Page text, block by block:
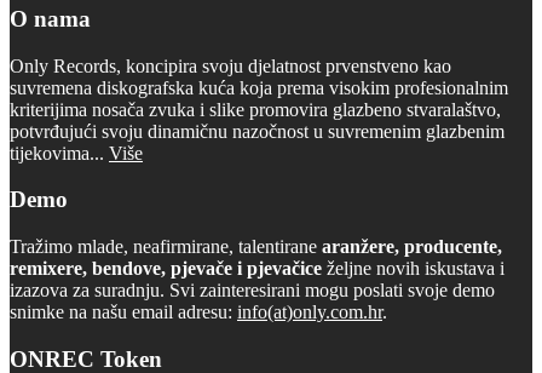
O nama
Only Records, koncipira svoju djelatnost prvenstveno kao
suvremena diskografska kuća koja prema visokim profesionalnim
kriterijima nosača zvuka i slike promovira glazbeno stvaralaštvo,
potvrđujući svoju dinamičnu nazočnost u suvremenim glazbenim
tijekovima... Više
Demo
Tražimo mlade, neafirmirane, talentirane aranžere, producente,
remixere, bendove, pjevače i pjevačice željne novih iskustava i
izazova za suradnju. Svi zainteresirani mogu poslati svoje demo
snimke na našu email adresu: info(at)only.com.hr.
ONREC Token